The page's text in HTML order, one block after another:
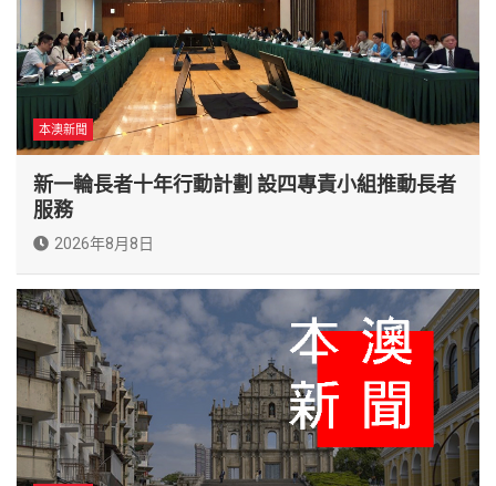
本澳新聞
新一輪長者十年行動計劃 設四專責小組推動長者
服務
2026年8月8日